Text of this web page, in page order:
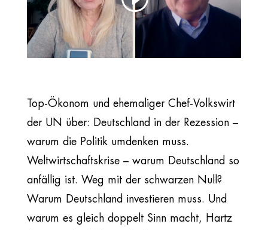
Top-Ökonom und ehemaliger Chef-Volkswirt
der UN über: Deutschland in der Rezession –
warum die Politik umdenken muss.
Weltwirtschaftskrise – warum Deutschland so
anfällig ist. Weg mit der schwarzen Null?
Warum Deutschland investieren muss. Und
warum es gleich doppelt Sinn macht, Hartz